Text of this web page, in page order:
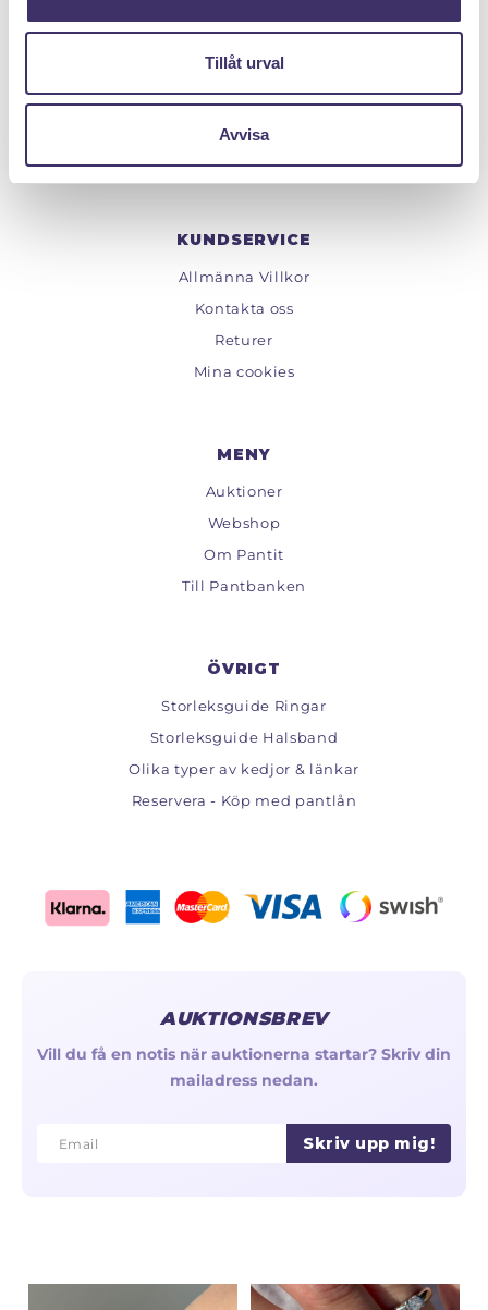
Tillåt urval
Avvisa
PANTIT SVERIGE AB
Org.nr: 559222 - 1260
Tel:08 - 520 275 02
info@pantit.se
KUNDSERVICE
Allmänna Villkor
Kontakta oss
Returer
Mina cookies
MENY
Auktioner
Webshop
Om Pantit
Till Pantbanken
ÖVRIGT
Storleksguide Ringar
Storleksguide Halsband
Olika typer av kedjor & länkar
Reservera - Köp med pantlån
AUKTIONSBREV
Vill du få en notis när auktionerna startar? Skriv din
mailadress nedan.
Email
Email Skriv upp mig!